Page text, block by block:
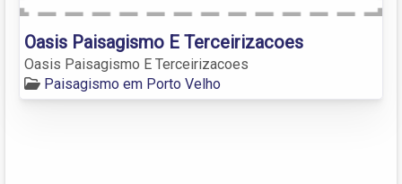
Oasis Paisagismo E Terceirizacoes
Oasis Paisagismo E Terceirizacoes
Paisagismo em Porto Velho